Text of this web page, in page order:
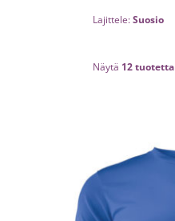
Lajittele:Suosio
Näytä 12 tuotetta